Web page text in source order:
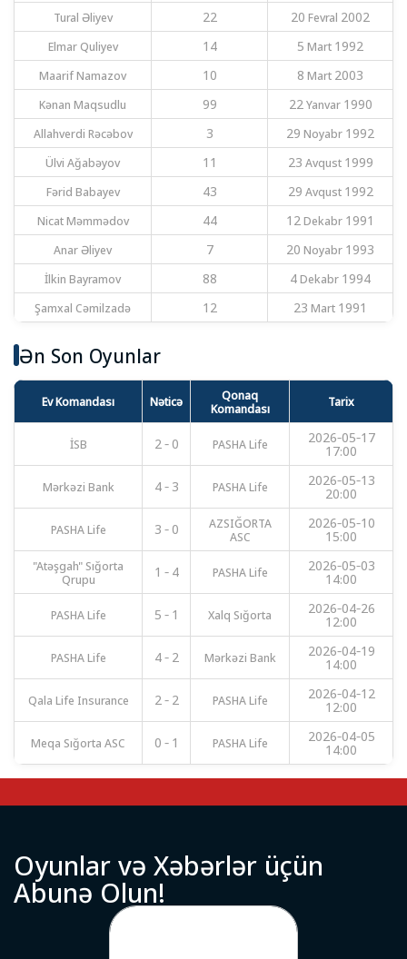
Tural Əliyev
22
20 Fevral 2002
Elmar Quliyev
14
5 Mart 1992
Maarif Namazov
10
8 Mart 2003
Kənan Maqsudlu
99
22 Yanvar 1990
Allahverdi Rəcəbov
3
29 Noyabr 1992
Ülvi Ağabəyov
11
23 Avqust 1999
Fərid Babayev
43
29 Avqust 1992
Nicat Məmmədov
44
12 Dekabr 1991
Anar Əliyev
7
20 Noyabr 1993
İlkin Bayramov
88
4 Dekabr 1994
Şamxal Cəmilzadə
12 23 Mart 1991
Ən Son Oyunlar
Ev Komandası Nəticə Qonaq
Komandası Tarix
İSB 2 - 0 PASHA Life 2026-05-17
17:00
Mərkəzi Bank 4 - 3 PASHA Life 2026-05-13
20:00
PASHA Life 3 - 0 AZSIĞORTA
ASC
2026-05-10
15:00
"Atəşgah" Sığorta
Qrupu 1 - 4 PASHA Life 2026-05-03
14:00
PASHA Life 5 - 1 Xalq Sığorta 2026-04-26
12:00
PASHA Life 4 - 2 Mərkəzi Bank 2026-04-19
14:00
Qala Life Insurance 2 - 2 PASHA Life 2026-04-12
12:00
Meqa Sığorta ASC 0 - 1 PASHA Life 2026-04-05
14:00
Oyunlarvə Xəbərlər üçün
Abunə Olun!